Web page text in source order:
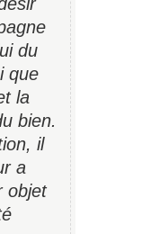
du
que
la
bien.
il
a
objet